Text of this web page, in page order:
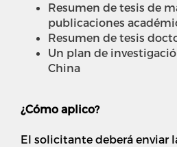
Resumen de tesis de
publicaciones
Resumen de tesis
Un plan de
China
¿Cómo aplico?
El solicitante deberá enviar